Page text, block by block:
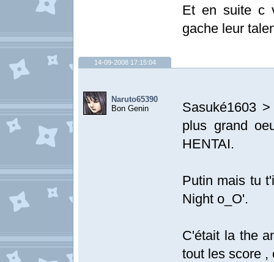
Et en suite c
gache leur
14-09-2008 17:15:04
Naruto65390
Bon Genin
Sasuké1603
plus grand
HENTAI.
Putin mais tu
Night o_O'.
C'était la the
tout les score ,